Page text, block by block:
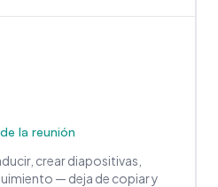
la reunión
crear diapositivas,
— deja de copiar y